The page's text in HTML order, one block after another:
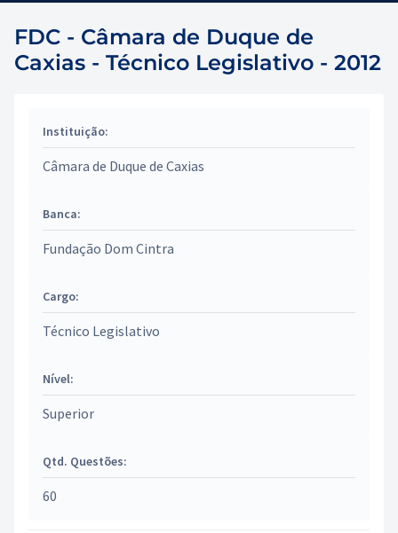
FDC - Câmara de Duque de
Caxias - Técnico Legislativo - 2012
Instituição:
Câmara de Duque de Caxias
Banca:
Fundação Dom Cintra
Cargo:
Técnico Legislativo
Nível:
Superior
Qtd. Questões:
60